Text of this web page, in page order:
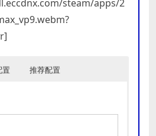
steam/apps/2
置 推荐配置